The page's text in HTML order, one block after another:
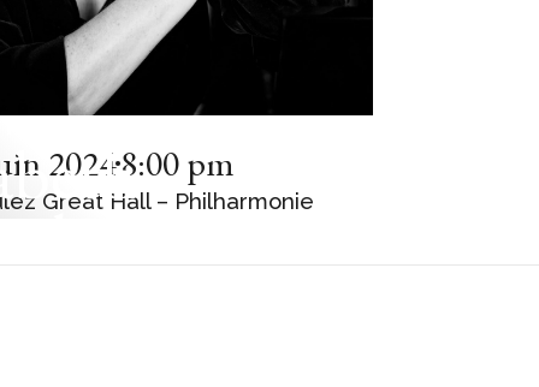
20248:00 pm
Great Hall – Philharmonie